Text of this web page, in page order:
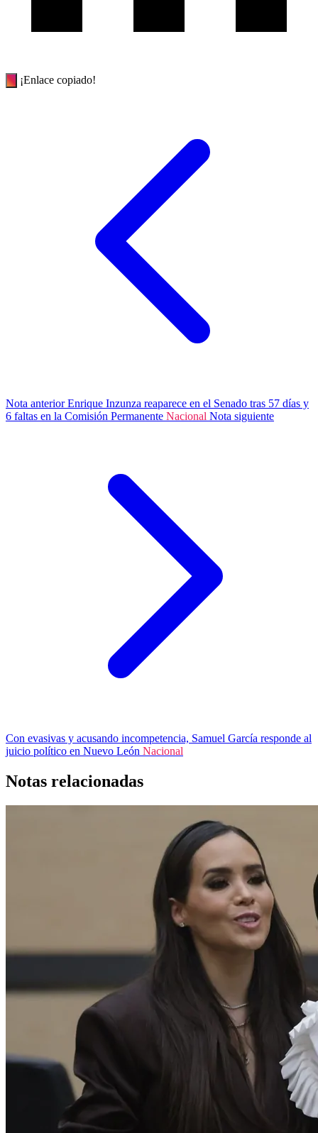
¡Enlace copiado!
Nota anteriorEnrique Inzunza reaparece en el Senado tras 57 días y
6 faltas en la Comisión Permanente Nacional Nota siguiente
Con evasivas y acusando incompetencia, Samuel García responde al
juicio político en Nuevo León Nacional
Notas relacionadas